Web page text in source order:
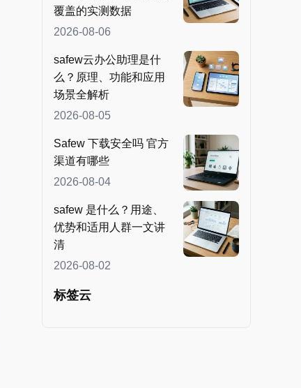
覆盖的实测数据
2026-08-06
safew云办公助理是什
么？原理、功能和应用
场景全解析
2026-08-05
Safew 下载安全吗 官方
渠道有哪些
2026-08-04
safew 是什么？用途、
优势和适用人群一文讲
清
2026-08-02
标签云